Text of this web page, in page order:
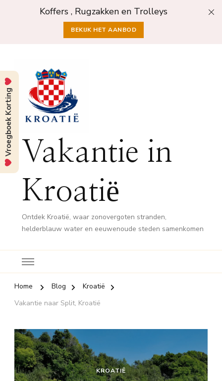
Koffers , Rugzakken en Trolleys
BEKIJK HET AANBOD
Vakantie in
Kroatië
Ontdek Kroatië, waar zonovergoten stranden,
helderblauw water en eeuwenoude steden samenkomen
Home Blog
Kroatië
Vakantie naar Split, Kroatië
KROATIË
Vroegboek Korting